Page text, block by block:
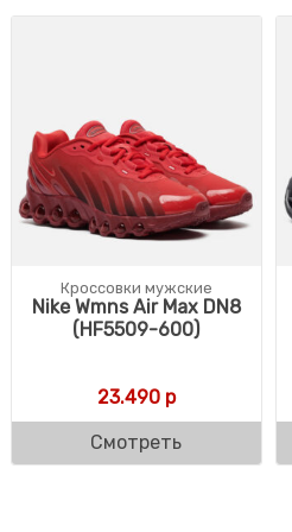
Кроссовки мужские
Nike Wmns Air Max DN8
(HF5509-600)
23.490р
Смотреть